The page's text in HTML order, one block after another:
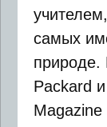
самых
природе.
Packard